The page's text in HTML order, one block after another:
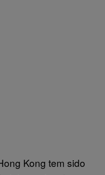
Kong tem sido